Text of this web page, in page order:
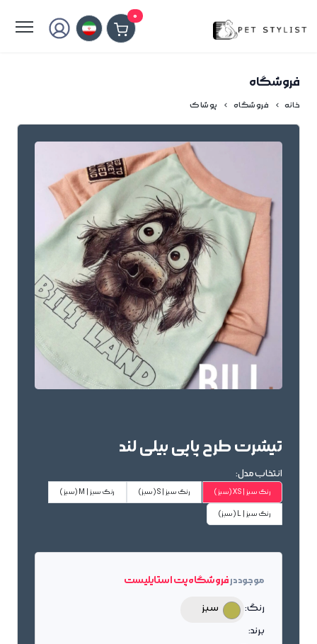
0
فروشگاه
خانه فروشگاه پوشاک
تیشرت طرح پاپی بیلی لند
انتخاب مدل:
رنگ سبز | XS (سبز) رنگ سبز | S (سبز) رنگ سبز | M (سبز)
رنگ سبز | L (سبز)
موجود درفروشگاه پت استایلیست
رنگ:
سبز
برند: